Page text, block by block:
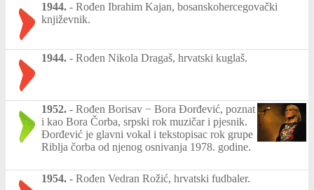
1944. - Rođen Ibrahim Kajan, bosanskohercegovački
književnik.
1944. - Rođen Nikola Dragaš, hrvatski kuglaš.
1952. - Rođen Borisav − Bora Đorđević, poznat
i kao Bora Čorba, srpski rok muzičar i pjesnik.
Đorđević je glavni vokal i tekstopisac rok grupe
Riblja čorba od njenog osnivanja 1978. godine.
1954. - Rođen Vedran Rožić, hrvatski fudbaler.